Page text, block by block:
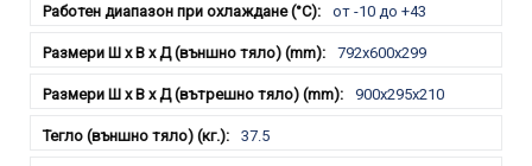
от -10 до +43
792x600x299
900x295x210
37.5